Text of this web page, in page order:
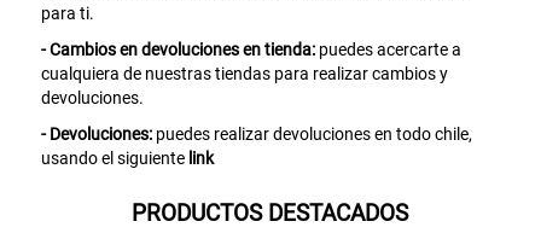
para ti.
- Cambios en devoluciones en tienda:puedes acercarte a
cualquiera de nuestras tiendas para realizar cambios y
devoluciones.
- Devoluciones:puedes realizar devoluciones en todo chile,
usando el siguiente link
PRODUCTOS DESTACADOS